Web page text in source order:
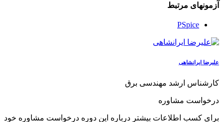
آزمو‌نهای مرتبط
PSpice
علیرضا ایرانشاهی
کارشناس ارشد مهندسی برق
درخواست مشاوره
برای کسب اطلاعات بیشتر درباره این دوره درخواست مشاوره خود